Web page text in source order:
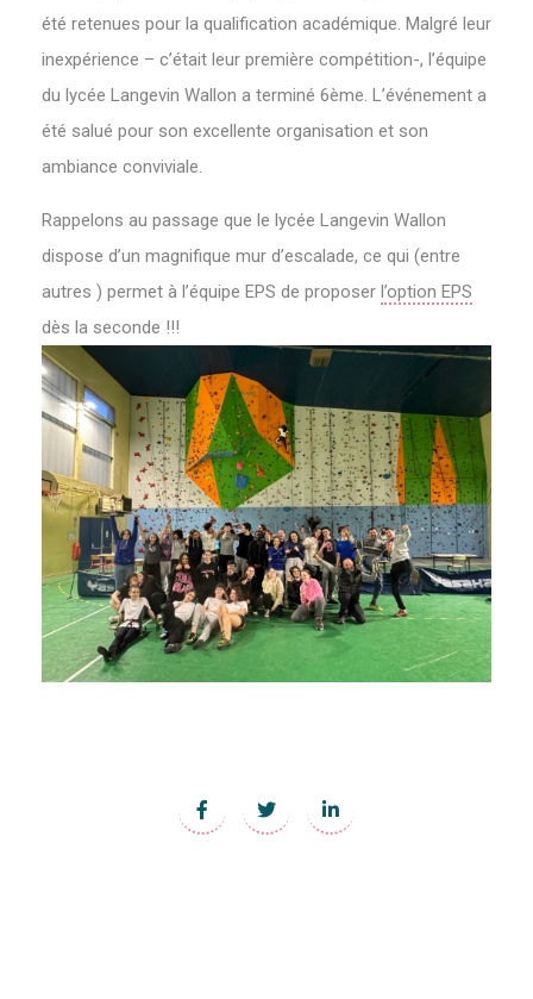
été retenues pour la qualification académique. Malgré leur
inexpérience – c’était leur première compétition-, l’équipe
du lycée Langevin Wallon a terminé 6ème. L’événement a
été salué pour son excellente organisation et son
ambiance conviviale.
Rappelons au passage que le lycée Langevin Wallon
dispose d’un magnifique mur d’escalade, ce qui (entre
autres ) permet à l’équipe EPS de proposer l’option EPS
dès la seconde !!!